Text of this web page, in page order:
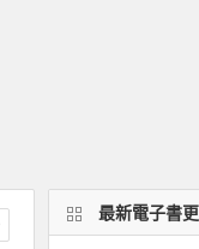
最新電子書